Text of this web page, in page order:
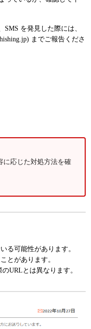
を発見した際には、
までご報告くださ
に応じた対処方法を確
る可能性があります。
とがあります。
URLとは異なります。